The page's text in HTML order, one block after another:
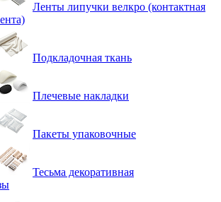
Ленты липучки велкро (контактная
Подкладочная ткань
Плечевые накладки
Пакеты упаковочные
Тесьма декоративная